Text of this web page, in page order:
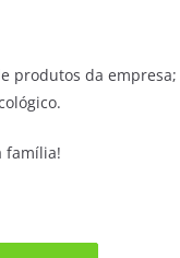
produtos da empresa;
família!